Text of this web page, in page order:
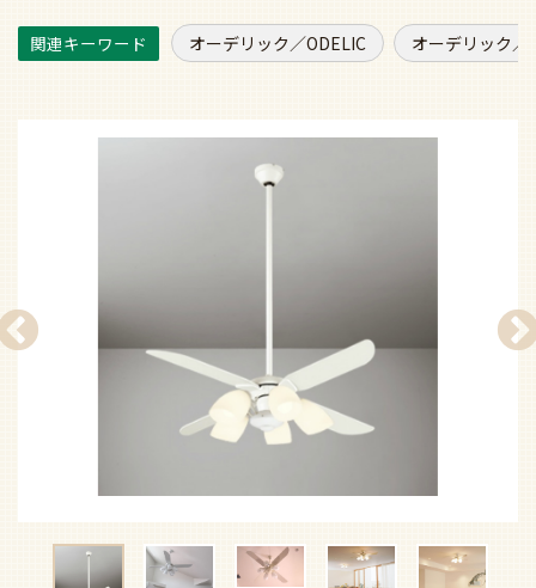
オーデリック／ODELIC オーデリック／